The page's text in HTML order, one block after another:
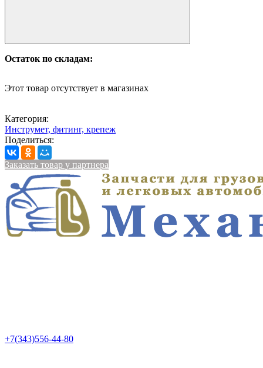
Остаток по складам:
Этот товар отсутствует в магазинах
Категория:
Инструмет, фитинг, крепеж
Поделиться:
Заказать товар у партнера
+7(343)556-44-80